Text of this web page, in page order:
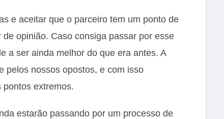
e aceitar que o parceiro tem um ponto de
opinião. Caso consiga passar por esse
a ser ainda melhor do que era antes. A
pelos nossos opostos, e com isso
extremos.
estarão passando por um processo de